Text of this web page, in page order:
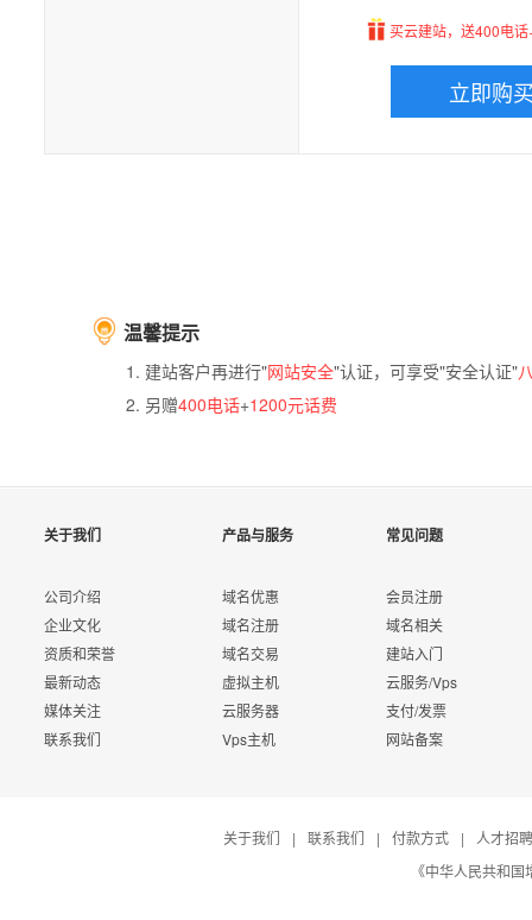
买云建站，送400电
立即购
温馨提示
建站客户再进行"网站安全"认证，可享受"安全认证"
另赠400电话+1200元话费
关于我们
公司介绍
企业文化
资质和荣誉
最新动态
媒体关注
联系我们
产品与服务
域名优惠
域名注册
域名交易
虚拟主机
云服务器
Vps主机
常见问题
会员注册
域名相关
建站入门
云服务/Vps
支付/发票
网站备案
关于我们 | 联系我们 | 付款方式 |
人才招聘
《中华人民共和